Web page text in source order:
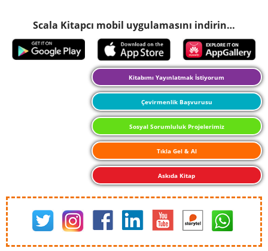
Scala Kitapcı mobil uygulamasını indirin…
Kitabımı Yayınlatmak İstiyorum
Çevirmenlik Başvurusu
Sosyal Sorumluluk Projelerimiz
Tıkla Gel & Al
Askıda Kitap